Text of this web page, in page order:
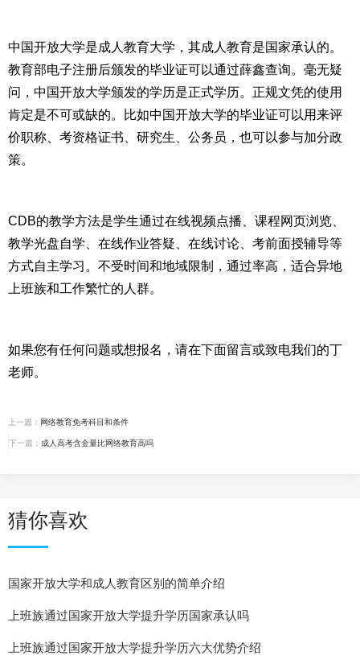
中国开放大学是成人教育大学，其成人教育是国家承认的。
教育部电子注册后颁发的毕业证可以通过薛鑫查询。毫无疑
问，中国开放大学颁发的学历是正式学历。正规文凭的使用
肯定是不可或缺的。比如中国开放大学的毕业证可以用来评
价职称、考资格证书、研究生、公务员，也可以参与加分政
CDB的教学方法是学生通过在线视频点播、课程网页浏览、
教学光盘自学、在线作业答疑、在线讨论、考前面授辅导等
方式自主学习。不受时间和地域限制，通过率高，适合异地
如果您有任何问题或想报名，请在下面留言或致电我们的丁
上一篇： 网络教育免考科目和条件
下一篇： 成人高考含金量比网络教育高吗
猜你喜欢
国家开放大学和成人教育区别的简单介绍
上班族通过国家开放大学提升学历国家承认吗
上班族通过国家开放大学提升学历六大优势介绍